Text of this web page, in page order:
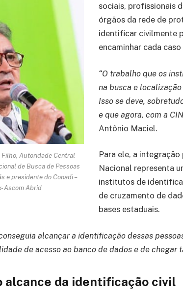
Autoridade Central
de Busca de Pessoas
e presidente do Conadi –
Ascom Abrid
sociais, profissionais
órgãos da rede de
identificar civilmente
encaminhar cada
“O trabalho que os
na busca e
Isso se deve,
e que agora, com a
Antônio Maciel.
Para ele, a
Nacional representa
institutos de
de cruzamento de
bases estaduais.
alcançar a identificação dessas
de acesso ao banco de dados e de chegar
alcance da identificação civil